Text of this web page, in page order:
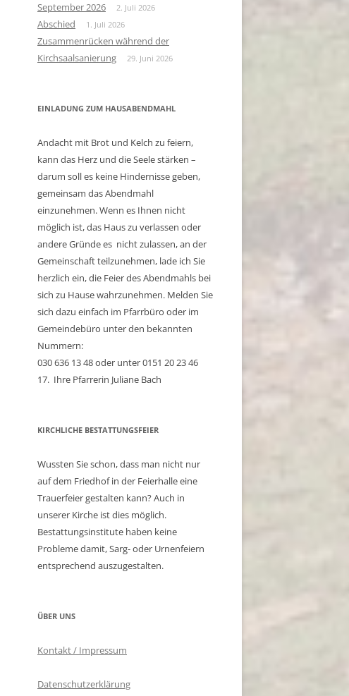
September 2026
2. Juli 2026
Abschied 1. Juli 2026
Zusammenrücken während der
Kirchsaalsanierung
29. Juni 2026
EINLADUNG ZUM HAUSABENDMAHL
Andacht mit Brot und Kelch zu feiern,
kann das Herz und die Seele stärken –
darum soll es keine Hindernisse geben,
gemeinsam das Abendmahl
einzunehmen. Wenn es Ihnen nicht
möglich ist, das Haus zu verlassen oder
andere Gründe es nicht zulassen, an der
Gemeinschaft teilzunehmen, lade ich Sie
herzlich ein, die Feier des Abendmahls bei
sich zu Hause wahrzunehmen. Melden Sie
sich dazu einfach im Pfarrbüro oder im
Gemeindebüro unter den bekannten
Nummern:
030 636 13 48 oder unter 0151 20 23 46
17. Ihre Pfarrerin Juliane Bach
KIRCHLICHE BESTATTUNGSFEIER
Wussten Sie schon, dass man nicht nur
auf dem Friedhof in der Feierhalle eine
Trauerfeier gestalten kann? Auch in
unserer Kirche ist dies möglich.
Bestattungsinstitute haben keine
Probleme damit, Sarg- oder Urnenfeiern
entsprechend auszugestalten.
ÜBER UNS
Kontakt / Impressum
Datenschutzerklärung